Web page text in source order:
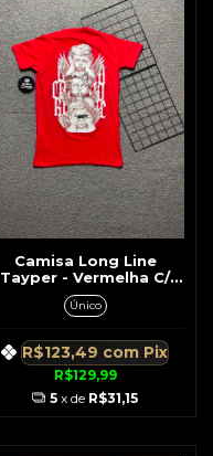
Camisa Long Line
Tayper - Vermelha C/
Três Anjos
Único
R$129,99
R$123,49 com Pix
5 x de R$31,15